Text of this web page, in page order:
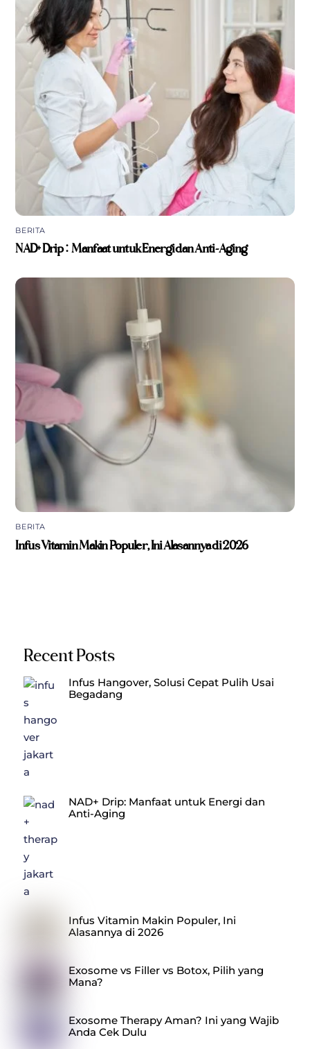
BERITA
NAD+ Drip: Manfaat untuk Energi dan Anti-Aging
BERITA
Infus Vitamin Makin Populer, Ini Alasannya di 2026
Recent Posts
Infus Hangover, Solusi Cepat Pulih Usai
Begadang
NAD+ Drip: Manfaat untuk Energi dan
Anti-Aging
Infus Vitamin Makin Populer, Ini
Alasannya di 2026
Exosome vs Filler vs Botox, Pilih yang
Mana?
Exosome Therapy Aman? Ini yang Wajib
Anda Cek Dulu